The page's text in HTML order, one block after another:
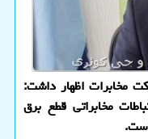
مخابرات اظهار داشت:
مخابراتی قطع برق